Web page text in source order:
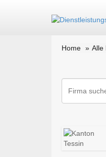
Home Alle